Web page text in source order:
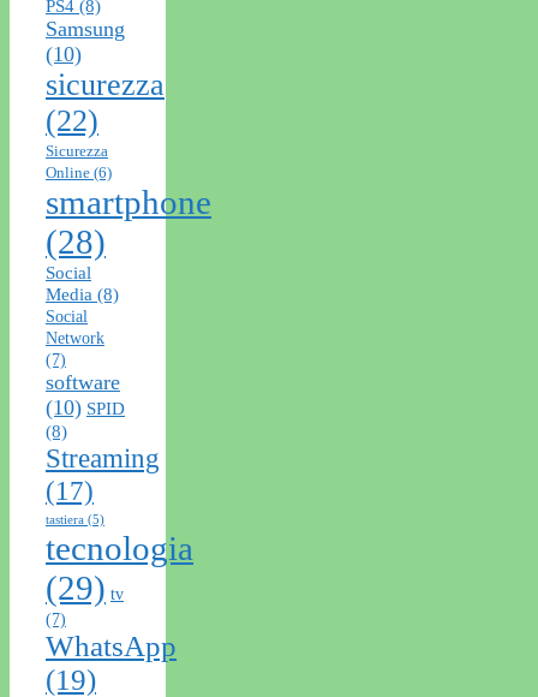
PS4 (8)
Samsung
(10)
sicurezza
(22)
Sicurezza
Online (6)
smartphone
(28)
Social
Media (8)
Social
Network
(7)
software
(10) SPID
(8)
Streaming
(17)
tastiera (5)
tecnologia
(29) tv
(7)
WhatsApp
(19)